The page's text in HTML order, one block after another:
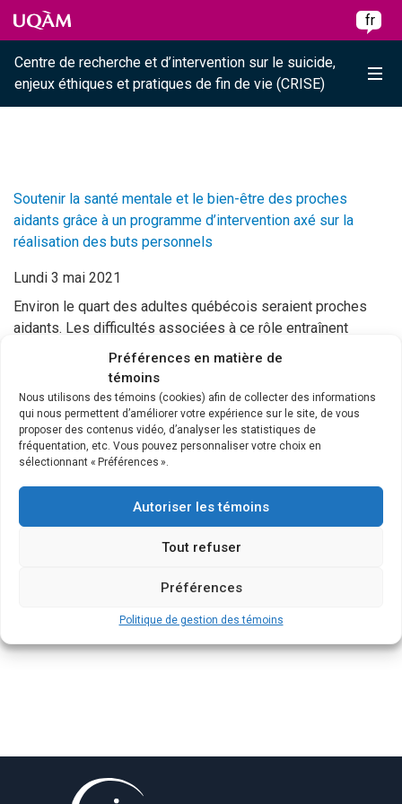
Préférences en matière de
témoins
Nous utilisons des témoins (cookies) afin de collecter des informations
qui nous permettent d’améliorer votre expérience sur le site, de vous
proposer des contenus vidéo, d’analyser les statistiques de
fréquentation, etc. Vous pouvez personnaliser votre choix en
sélectionnant « Préférences ».
Autoriser les témoins
Tout refuser
Préférences
Politique de gestion des témoins
Raccourci vers le contenu
Raccourci vers le menu principal
Raccourci vers la recherche
Skip to main content
Skip to main menu
Skip to search
fr
Centre de recherche et d’intervention sur le suicide,
enjeux éthiques et pratiques de fin de vie (CRISE)
Soutenir la santé mentale et le bien-être des proches
aidants grâce à un programme d’intervention axé sur la
réalisation des buts personnels
Lundi 3 mai 2021
Environ le quart des adultes québécois seraient proches
aidants. Les difficultés associées à ce rôle entraînent
souvent des impacts négatifs sur la santé physique et
psychique (stress, anxiété, dépression, troubles du
sommeil, détresse) et sur le bien-être personnel des
aidants (isolement, diminution des activités personnelles et
des revenus). Les aidants peuvent néanmoins donner un
sens […]